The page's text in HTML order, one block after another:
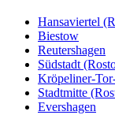
Hansaviertel
Biestow
Reutershagen
Südstadt
Kröpeliner-
Stadtmitte
Evershagen